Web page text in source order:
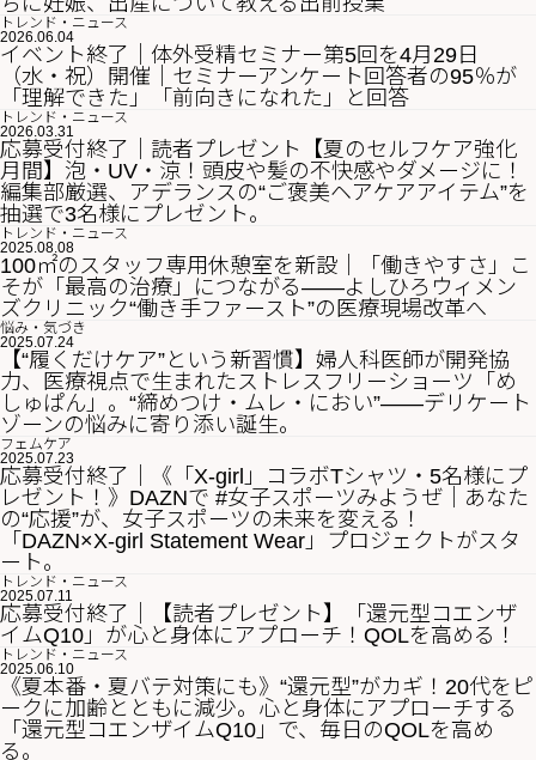
トレンド・ニュース
2026.06.04
イベント終了｜体外受精セミナー第5回を4月29日
（水・祝）開催｜セミナーアンケート回答者の95％が
「理解できた」「前向きになれた」と回答
トレンド・ニュース
2026.03.31
応募受付終了｜読者プレゼント【夏のセルフケア強化
月間】泡・UV・涼！頭皮や髪の不快感やダメージに！
編集部厳選、アデランスの“ご褒美ヘアケアアイテム”を
抽選で3名様にプレゼント。
トレンド・ニュース
2025.08.08
100㎡のスタッフ専用休憩室を新設｜「働きやすさ」こ
そが「最高の治療」につながる——よしひろウィメン
ズクリニック“働き手ファースト”の医療現場改革へ
悩み・気づき
2025.07.24
【“履くだけケア”という新習慣】婦人科医師が開発協
力、医療視点で生まれたストレスフリーショーツ「め
しゅぱん」。“締めつけ・ムレ・におい”——デリケート
ゾーンの悩みに寄り添い誕生。
フェムケア
2025.07.23
応募受付終了｜《「X-girl」コラボTシャツ・5名様にプ
レゼント！》DAZNで #女子スポーツみようぜ｜あなた
の“応援”が、女子スポーツの未来を変える！
「DAZN×X-girl Statement Wear」プロジェクトがスタ
ート。
トレンド・ニュース
2025.07.11
応募受付終了｜【読者プレゼント】「還元型コエンザ
イムQ10」が心と身体にアプローチ！QOLを高める！
トレンド・ニュース
2025.06.10
《夏本番・夏バテ対策にも》“還元型”がカギ！20代をピ
ークに加齢とともに減少。心と身体にアプローチする
「還元型コエンザイムQ10」で、毎日のQOLを高め
る。